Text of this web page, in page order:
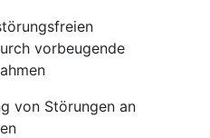
vorbeugende
von Störungen an